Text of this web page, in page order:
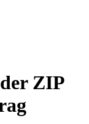
ZIP